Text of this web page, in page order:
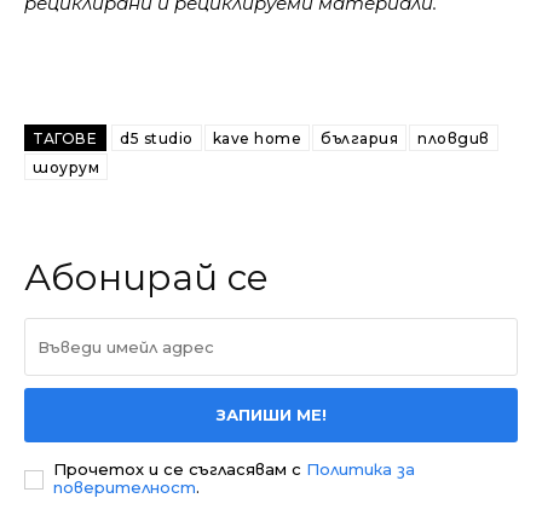
ТАГОВЕ d5 studio kave home българия
пловдив
шоурум
Абонирай се
ЗАПИШИ МЕ!
Прочетох и се съгласявам с Политика за
поверителност.